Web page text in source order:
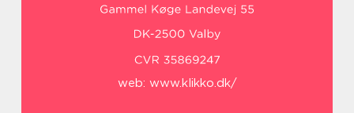
web: www.klikko.dk/